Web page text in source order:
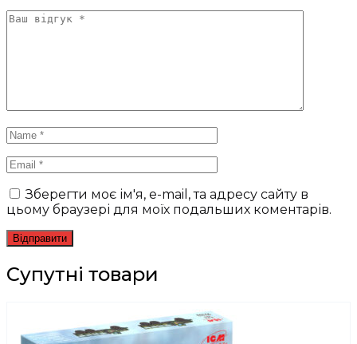
Зберегти моє ім'я, e-mail, та адресу сайту в
цьому браузері для моїх подальших коментарів.
Супутні товари